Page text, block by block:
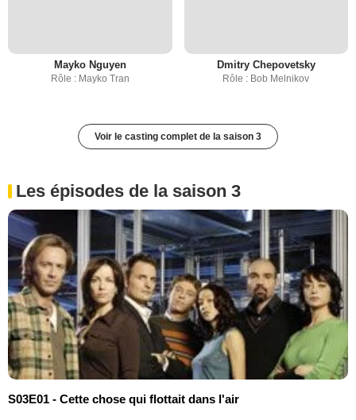
Mayko Nguyen
Rôle : Mayko Tran
Dmitry Chepovetsky
Rôle : Bob Melnikov
Voir le casting complet de la saison 3
Les épisodes de la saison 3
S03E01 - Cette chose qui flottait dans l'air